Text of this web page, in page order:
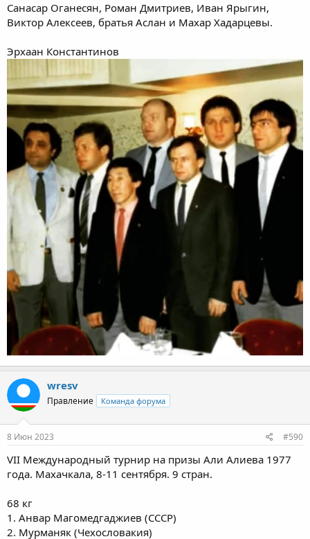
Санасар Оганесян, Роман Дмитриев, Иван Ярыгин,
Виктор Алексеев, братья Аслан и Махар Хадарцевы.
Эрхаан Константинов
wresv
Правление Команда форума
8 Июн 2023 #590
VII Международный турнир на призы Али Алиева 1977
года. Махачкала, 8-11 сентября. 9 стран.
68 кг
1. Анвар Магомедгаджиев (СССР)
2. Мурманяк (Чехословакия)